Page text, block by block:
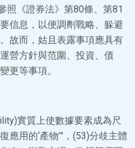
照《證券法》第80條、第81
信息，以便調劑戰略、躲避
故而，姑且表露事項應具有
營方針與范圍、投資、債
更等事項。
實質上使數據要素成為尺
用的‘產物’”，(53)分歧主體